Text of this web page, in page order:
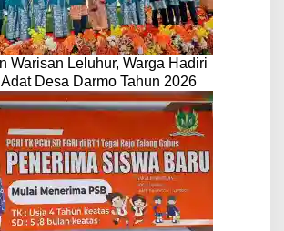
Warisan Leluhur, Warga Hadiri
Desa Darmo Tahun 2026